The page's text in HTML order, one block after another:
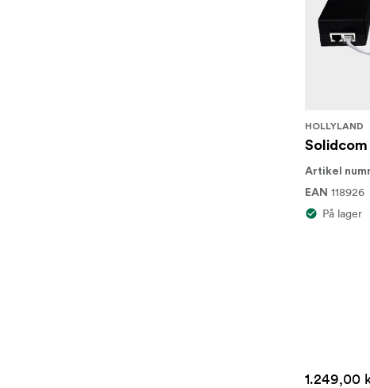
HOLLYLAND
Solidcom
Artikel
EAN 118926
På lager
1.249,00